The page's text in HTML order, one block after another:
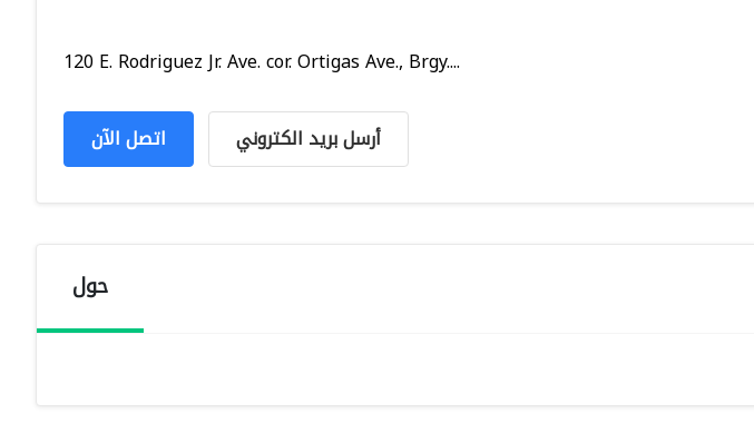
120 E. Rodriguez Jr. Ave. cor. Ortigas Ave., Brgy....
اتصل الآن أرسل بريد الكتروني
حول